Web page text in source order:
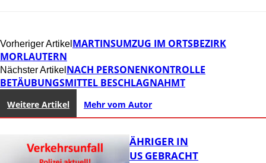
Vorheriger Artikel MARTINSUMZUG IM ORTSBEZIRK
MORLAUTERN
Nächster Artikel NACH PERSONENKONTROLLE
BETÄUBUNGSMITTEL BESCHLAGNAHMT
Weitere Artikel Mehr vom Autor
UNFALL: 58-JÄHRIGER IN
KRANKENHAUS GEBRACHT